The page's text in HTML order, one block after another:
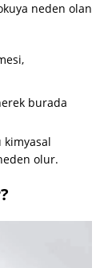
neden olan
burada
kimyasal
olur.